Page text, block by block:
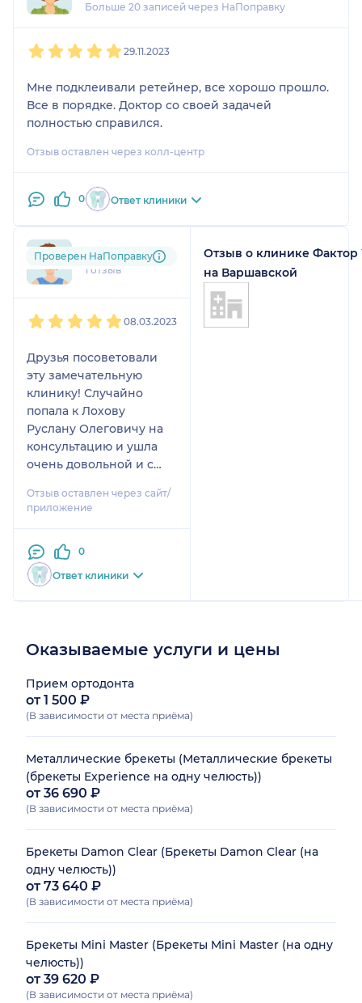
Больше 20 записей через НаПоправку
29.11.2023
Мне подклеивали ретейнер, все хорошо прошло.
Все в порядке. Доктор со своей задачей
полностью справился.
Отзыв оставлен через колл-центр
0 Ответ клиники
Oksana
1 отзыв
Проверен НаПоправку
08.03.2023
Друзья посоветовали
эту замечательную
клинику! Случайно
попала к Лохову
Руслану Олеговичу на
консультацию и ушла
очень довольной и с
приступить к лечению
на брекетах!
доступно объяснил, что
не так с моей улыбкой и
как можно исправить
брекеты нового
поколения, они быстро
изменят мою улыбку и
сделают ее красивой.
Мне понравился его
заинтересованность в
том, чтобы помочь мне
как можно скорее!
этапа лечения и
проделанной работой!
Спасибо большое,
рекомендую этого
Отзыв оставлен через сайт/
приложение
0
Ответ клиники
Отзыв о клинике
на Варшавской
Оказываемые услуги и цены
Прием ортодонта
от 1 500 ₽
(В зависимости от места приёма)
Металлические брекеты (Металлические брекеты
(брекеты Experience на одну челюсть))
от 36 690 ₽
(В зависимости от места приёма)
Брекеты Damon Clear (Брекеты Damon Clear (на
одну челюсть))
от 73 640 ₽
(В зависимости от места приёма)
Брекеты Mini Master (Брекеты Mini Master (на одну
челюсть))
от 39 620 ₽
(В зависимости от места приёма)